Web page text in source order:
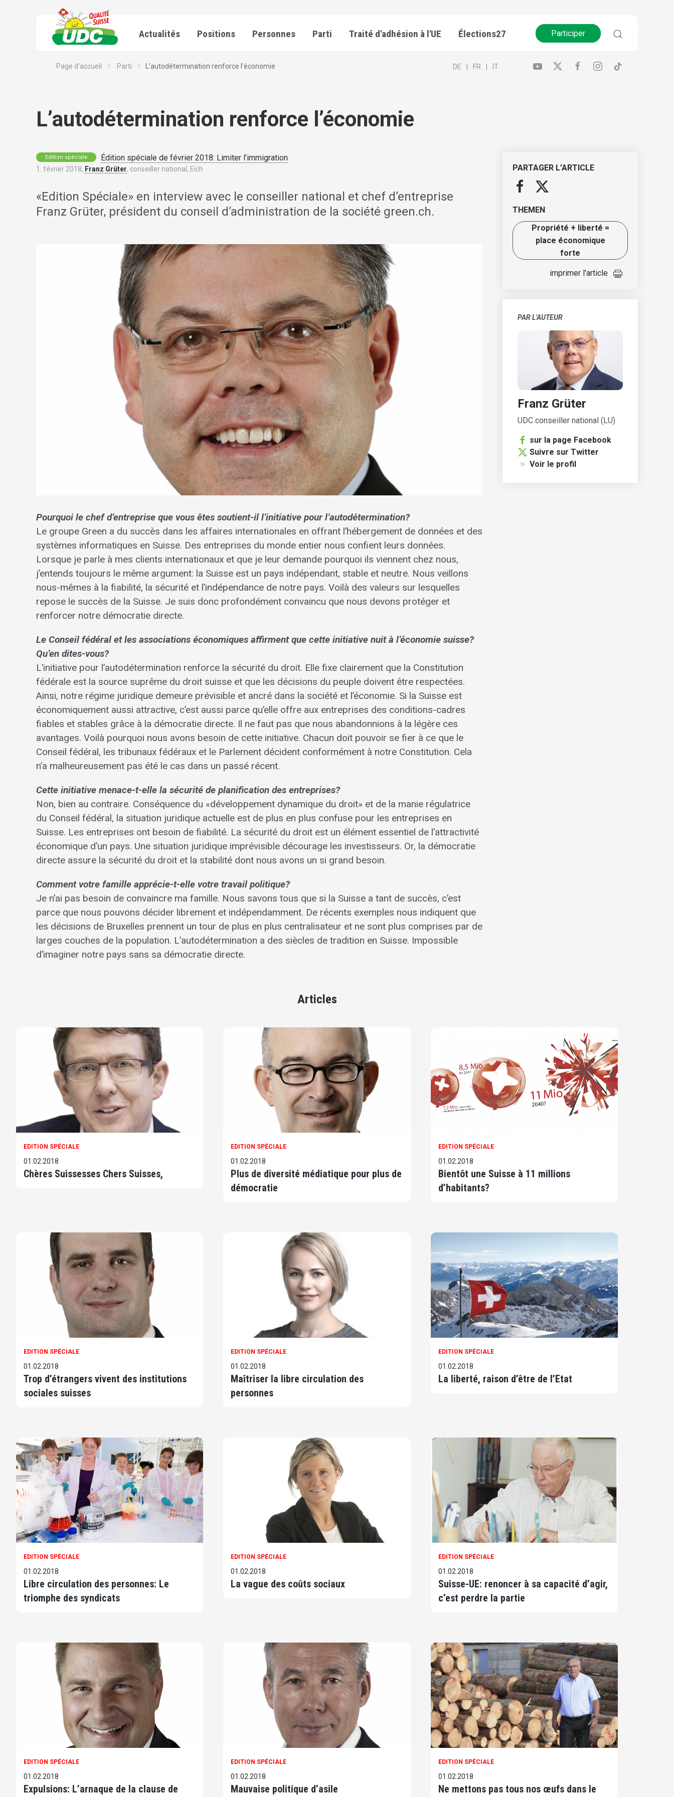
Actualités Positions Personnes Parti Traité d'adhésion à l'UE Élections27 Participer
Page d’accueil Parti L’autodétermination renforce l’économie DE FR IT
L’autodétermination renforce l’économie
Edition spéciale Édition spéciale de février 2018: Limiter l’immigration
1. février 2018, Franz Grüter, conseiller national, Eich
«Edition Spéciale» en interview avec le conseiller national et chef d’entreprise
Franz Grüter, président du conseil d’administration de la société green.ch.
Pourquoi le chef d’entreprise que vous êtes soutient-il l’initiative pour l’autodétermination?
Le groupe Green a du succès dans les affaires internationales en offrant l’hébergement de données et des
systèmes informatiques en Suisse. Des entreprises du monde entier nous confient leurs données.
Lorsque je parle à mes clients internationaux et que je leur demande pourquoi ils viennent chez nous,
j’entends toujours le même argument: la Suisse est un pays indépendant, stable et neutre. Nous veillons
nous-mêmes à la fiabilité, la sécurité et l’indépendance de notre pays. Voilà des valeurs sur lesquelles
repose le succès de la Suisse. Je suis donc profondément convaincu que nous devons protéger et
renforcer notre démocratie directe.
Le Conseil fédéral et les associations économiques affirment que cette initiative nuit à l’économie suisse?
Qu’en dites-vous?
L’initiative pour l’autodétermination renforce la sécurité du droit. Elle fixe clairement que la Constitution
fédérale est la source suprême du droit suisse et que les décisions du peuple doivent être respectées.
Ainsi, notre régime juridique demeure prévisible et ancré dans la société et l’économie. Si la Suisse est
économiquement aussi attractive, c’est aussi parce qu’elle offre aux entreprises des conditions-cadres
fiables et stables grâce à la démocratie directe. Il ne faut pas que nous abandonnions à la légère ces
avantages. Voilà pourquoi nous avons besoin de cette initiative. Chacun doit pouvoir se fier à ce que le
Conseil fédéral, les tribunaux fédéraux et le Parlement décident conformément à notre Constitution. Cela
n’a malheureusement pas été le cas dans un passé récent.
Cette initiative menace-t-elle la sécurité de planification des entreprises?
Non, bien au contraire. Conséquence du «développement dynamique du droit» et de la manie régulatrice
du Conseil fédéral, la situation juridique actuelle est de plus en plus confuse pour les entreprises en
Suisse. Les entreprises ont besoin de fiabilité. La sécurité du droit est un élément essentiel de l’attractivité
économique d’un pays. Une situation juridique imprévisible décourage les investisseurs. Or, la démocratie
directe assure la sécurité du droit et la stabilité dont nous avons un si grand besoin.
Comment votre famille apprécie-t-elle votre travail politique?
Je n’ai pas besoin de convaincre ma famille. Nous savons tous que si la Suisse a tant de succès, c’est
parce que nous pouvons décider librement et indépendamment. De récents exemples nous indiquent que
les décisions de Bruxelles prennent un tour de plus en plus centralisateur et ne sont plus comprises par de
larges couches de la population. L’autodétermination a des siècles de tradition en Suisse. Impossible
d’imaginer notre pays sans sa démocratie directe.
PARTAGER L’ARTICLE
THEMEN
Propriété + liberté =
place économique
forte
imprimer l'article
PAR L’AUTEUR
Franz Grüter
UDC conseiller national (LU)
sur la page Facebook
Suivre sur Twitter
Voir le profil
Articles
EDITION SPÉCIALE
01.02.2018
Chères Suissesses Chers Suisses,
EDITION SPÉCIALE
01.02.2018
Plus de diversité médiatique pour plus de
démocratie
EDITION SPÉCIALE
01.02.2018
Bientôt une Suisse à 11 millions
d’habitants?
EDITION SPÉCIALE
01.02.2018
Trop d’étrangers vivent des institutions
sociales suisses
EDITION SPÉCIALE
01.02.2018
Maîtriser la libre circulation des
personnes
EDITION SPÉCIALE
01.02.2018
La liberté, raison d’être de l’Etat
EDITION SPÉCIALE
01.02.2018
Libre circulation des personnes: Le
triomphe des syndicats
EDITION SPÉCIALE
01.02.2018
La vague des coûts sociaux
EDITION SPÉCIALE
01.02.2018
Suisse-UE: renoncer à sa capacité d’agir,
c’est perdre la partie
EDITION SPÉCIALE
01.02.2018
Expulsions: L’arnaque de la clause de
EDITION SPÉCIALE
01.02.2018
Mauvaise politique d’asile
EDITION SPÉCIALE
01.02.2018
Ne mettons pas tous nos œufs dans le